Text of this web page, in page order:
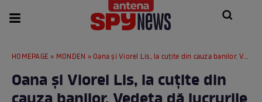
HOMEPAGE » MONDEN » Oana și Viorel Lis, la cuțite din cauza banilor. Vedeta dă lucrurile din casă: ”Mi-a vândut o icoană cu 500 de euro”
Oana și Viorel Lis, la cuțite din